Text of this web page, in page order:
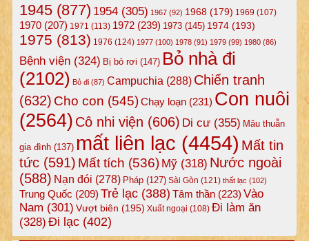
1945(877) 1954(305) 1967(92) 1968(179) 1969 (107)
1970(207) 1971 (113) 1972(239) 1973(145) 1974(193)
1975 (813) 1976 (124) 1977(100) 1978(91) 1979(99) 1980(86)
Bệnh viện(324) Bị bỏ rơi (147) Bỏ nhà đi
(2102) Bỏ đi(87) Campuchia (288) Chiến tranh
(632) Cho con (545)Chạy loạn(231) Con nuôi
(2564) Cô nhi viện (606) Di cư(355) Mâu thuẫn
gia đình(137) mất liên lạc (4454) Mất tin
tức(591) Mất tích (536) Mỹ(318) Nước ngoài
(588) Nạn đói (278) Pháp(127) Sài Gòn (121) thất lạc (102)
Trung Quốc (209) Trẻ lạc(388) Tâm thần(223) Vào
Nam (301) Vượt biên (195) Xuất ngoại (108) Đi làm ăn
(328) Đi lạc(402)